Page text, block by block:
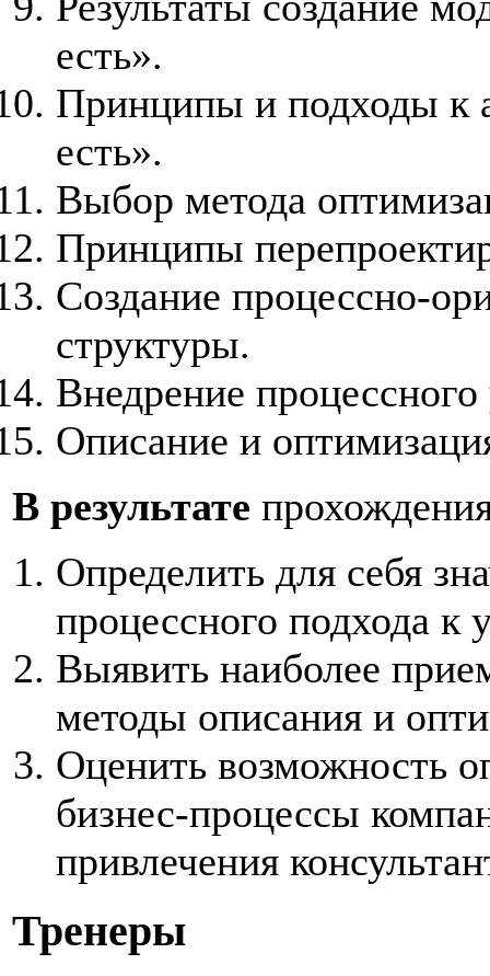
есть».
Принципы и подходы к
есть».
Выбор метода
Принципы
Создание процессно-
структуры.
Внедрение
Описание и
В результате
Определить для себя
процессного подхода к
Выявить наиболее
методы описания и
Оценить возможность
бизнес-процессы
привлечения
Тренеры